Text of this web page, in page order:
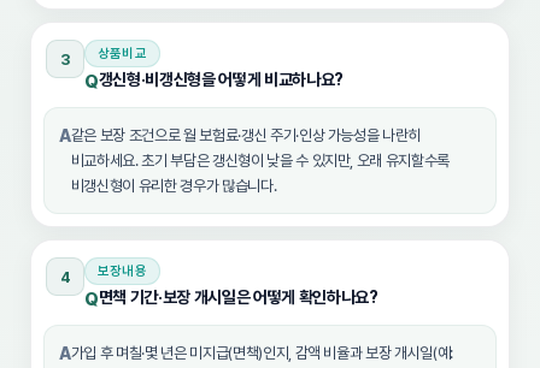
3 상품비교
Q갱신형·비갱신형을 어떻게 비교하나요?
A같은 보장 조건으로 월 보험료·갱신 주기·인상 가능성을 나란히
비교하세요. 초기 부담은 갱신형이 낮을 수 있지만, 오래 유지할수록
비갱신형이 유리한 경우가 많습니다.
4 보장내용
Q면책 기간·보장 개시일은 어떻게 확인하나요?
A가입 후 며칠·몇 년은 미지급(면책)인지, 감액 비율과 보장 개시일(예: